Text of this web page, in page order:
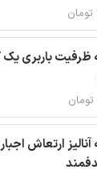
ظرفیت باربری
آنالیز ارتعاش